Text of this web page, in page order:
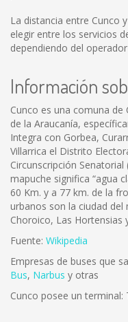
La distancia entre Cunco
elegir entre los servicios
dependiendo del
Información
Cunco es una comuna de
de la Araucanía,
Integra con Gorbea,
Villarrica el Distrito
Circunscripción Senatorial
mapuche significa “agua
60 Km. y a 77 km. de la
urbanos son la ciudad
Choroico, Las Hortensias
Fuente: Wikipedia
Empresas de buses que
Bus, Narbus y otras
Cunco posee un terminal: